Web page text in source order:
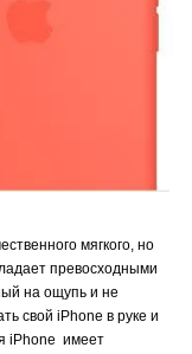
мягкого, но
превосходными
на ощупь и не
свой iPhone в руке и
iPhone имеет